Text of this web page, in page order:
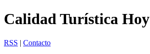
Calidad Turística Hoy
RSS | Contacto